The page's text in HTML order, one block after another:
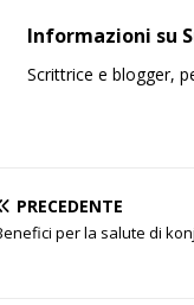
Informazioni su
Scrittrice e blogger,
PRECEDENTE
per la salute di